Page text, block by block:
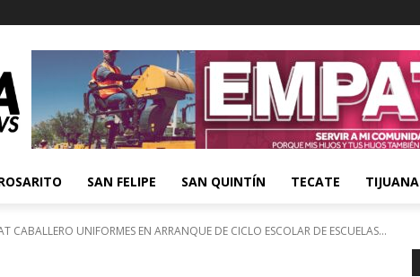
SAN FELIPE SAN QUINTÍN TECATE TIJUANA
CABALLERO UNIFORMES EN ARRANQUE DE CICLO ESCOLAR DE ESCUELAS...